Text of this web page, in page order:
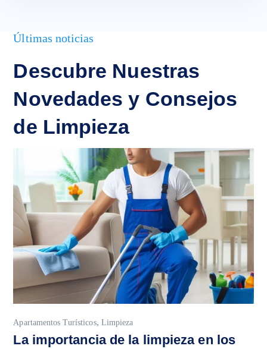
Últimas noticias
Descubre Nuestras
Novedades y Consejos
de Limpieza
Apartamentos Turísticos, Limpieza
La importancia de la limpieza en los